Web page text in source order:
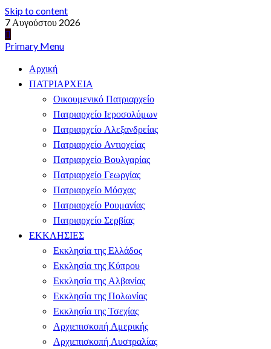
Skip to content
7 Αυγούστου 2026
Primary Menu
Αρχική
ΠΑΤΡΙΑΡΧΕΙΑ
Οικουμενικό Πατριαρχείο
Πατριαρχείο Ιεροσολύμων
Πατριαρχείο Αλεξανδρείας
Πατριαρχείο Αντιοχείας
Πατριαρχείο Βουλγαρίας
Πατριαρχείο Γεωργίας
Πατριαρχείο Μόσχας
Πατριαρχείο Ρουμανίας
Πατριαρχείο Σερβίας
ΕΚΚΛΗΣΙΕΣ
Εκκλησία της Ελλάδος
Εκκλησία της Κύπρου
Εκκλησία της Αλβανίας
Εκκλησία της Πολωνίας
Εκκλησία της Τσεχίας
Αρχιεπισκοπή Αμερικής
Αρχιεπισκοπή Αυστραλίας